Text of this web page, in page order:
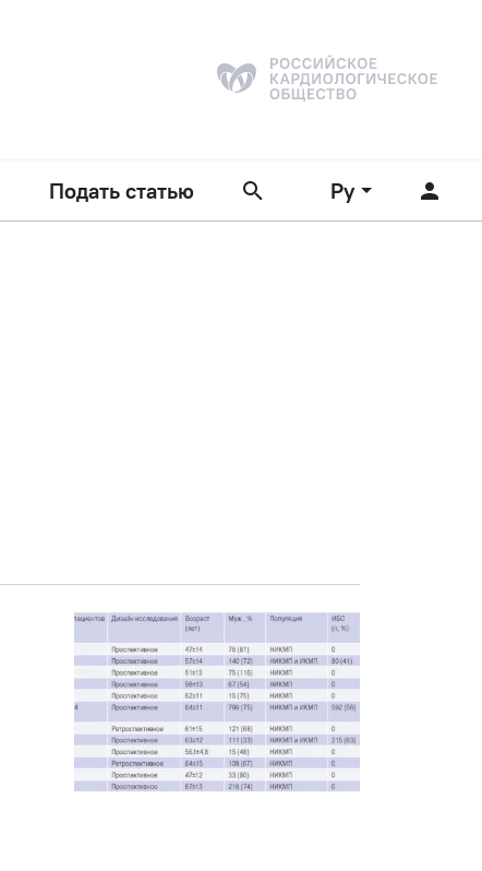
Подать статью Ру